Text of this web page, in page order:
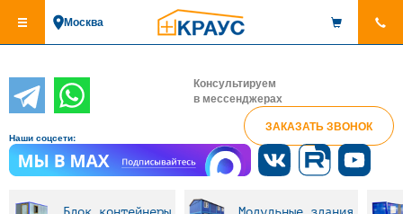
основному
Москва
Консультируем
в мессенджерах
ЗАКАЗАТЬ ЗВОНОК
Наши соцсети: